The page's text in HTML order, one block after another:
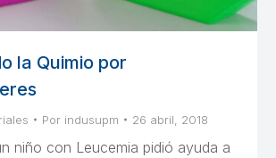
la Quimio por
Por indusupm 26 abril, 2018
niño con Leucemia pidió ayuda a